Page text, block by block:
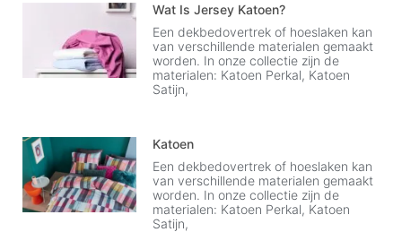
Wat Is Jersey Katoen?
Een dekbedovertrek of hoeslaken kan
van verschillende materialen gemaakt
worden. In onze collectie zijn de
materialen: Katoen Perkal, Katoen
Satijn,
Katoen
Een dekbedovertrek of hoeslaken kan
van verschillende materialen gemaakt
worden. In onze collectie zijn de
materialen: Katoen Perkal, Katoen
Satijn,